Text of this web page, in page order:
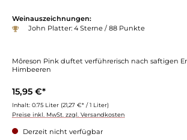
Weinauszeichnungen:
John Platter: 4 Sterne / 88 Punkte
Môreson Pink duftet verführerisch nach saftigen
Himbeeren
15,95 €*
Inhalt: 0.75 Liter (21,27 €* / 1 Liter)
Preise inkl. MwSt. zzgl. Versandkosten
Derzeit nicht verfügbar